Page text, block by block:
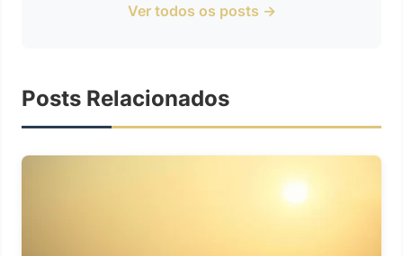
Ver todos os posts →
Posts Relacionados